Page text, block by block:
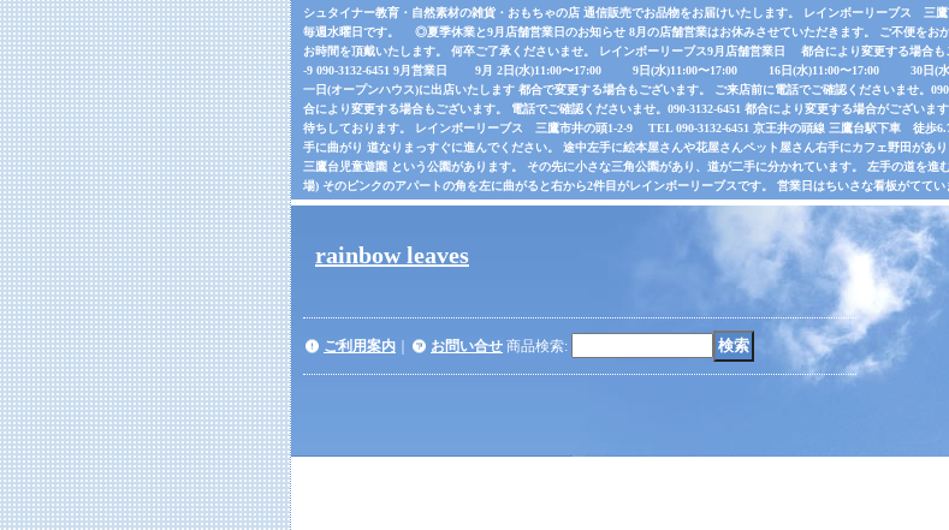
シュタイナー教育・自然素材の雑貨・おもちゃの店 通信販売でお品物をお届けいたします。 レインボーリーブス 三
毎週水曜日です。 ◎夏季休業と9月店舗営業日のお知らせ 8月の店舗営業はお休みさせていただきます。 ご不便をお
お時間を頂戴いたします。 何卒ご了承くださいませ。 レインボーリーブス9月店舗営業日 都合により変更する場合
-9 090-3132-6451 9月営業日 9月 2日(水)11:00〜17:00 9日(水)11:00〜17:00 16日(水)11:00〜17:00 30日(水
一日(オープンハウス)に出店いたします 都合で変更する場合もございます。 ご来店前に電話でご確認くださいませ。
合により変更する場合もございます。 電話でご確認くださいませ。090-3132-6451 都合により変更する場合がござい
待ちしております。 レインボーリーブス 三鷹市井の頭1-2-9 TEL 090-3132-6451 京王井の頭線 三鷹台駅下車 徒歩
手に曲がり 道なりまっすぐに進んでください。 途中左手に絵本屋さんや花屋さんペット屋さん右手にカフェ野田があ
三鷹台児童遊園 という公園があります。 その先に小さな三角公園があり、道が二手に分かれています。 左手の道を
場) そのピンクのアパートの角を左に曲がると右から2件目がレインボーリーブスです。 営業日はちいさな看板がててい
rainbow leaves
ご利用案内 お問い合せ 商品検索: